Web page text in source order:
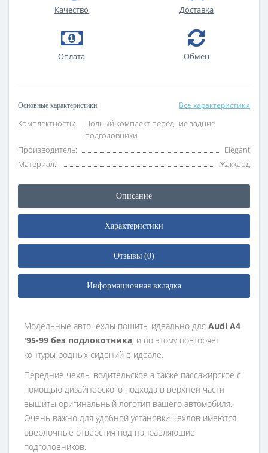
Качество Доставка
Оплата Обмен
Основные характеристики Все характеристики
Комплектность:
Полный комплект передние задние
подголовники
Производитель:
Elegant
Материал:
Жаккард
Описание
Характеристики
Отзывы (0)
Информационная вкладка
Модельные авточехлы пошиты идеально для Audi A4
'95-99 без подлокотника, и по этому повторяет
контуры родных сидений в идеале.
Передние чехлы водительское а также пассажирское с
помощью дизайнерского подхода в верхней части
вышиты оригинальный логотип вашего автомобиля.
Очень важно для удобной установки чехлов имеются
оверлочные отверстия под направляющие
подголовников.